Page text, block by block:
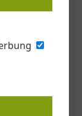
für
in der